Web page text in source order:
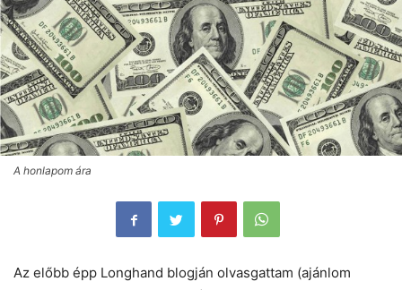
A honlapom ára
Az előbb épp Longhand blogján olvasgattam (ajánlom